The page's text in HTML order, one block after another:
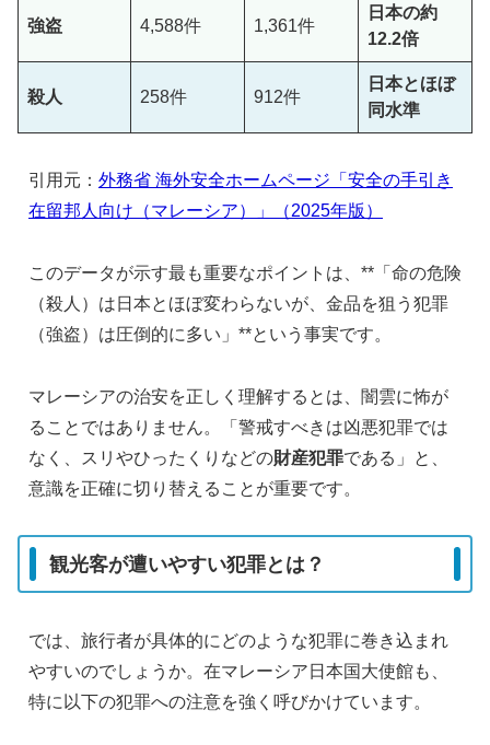
強盗 4,588件 1,361件
日本の約
12.2倍
殺人 258件 912件
日本とほぼ
同水準
引用元： 外務省 海外安全ホームページ「安全の手引き
在留邦人向け（マレーシア）」（2025年版）
このデータが示す最も重要なポイントは、**「命の危険
（殺人）は日本とほぼ変わらないが、金品を狙う犯罪
（強盗）は圧倒的に多い」**という事実です。
マレーシアの治安を正しく理解するとは、闇雲に怖が
ることではありません。「警戒すべきは凶悪犯罪では
なく、スリやひったくりなどの財産犯罪である」と、
意識を正確に切り替えることが重要です。
観光客が遭いやすい犯罪とは？
では、旅行者が具体的にどのような犯罪に巻き込まれ
やすいのでしょうか。在マレーシア日本国大使館も、
特に以下の犯罪への注意を強く呼びかけています。